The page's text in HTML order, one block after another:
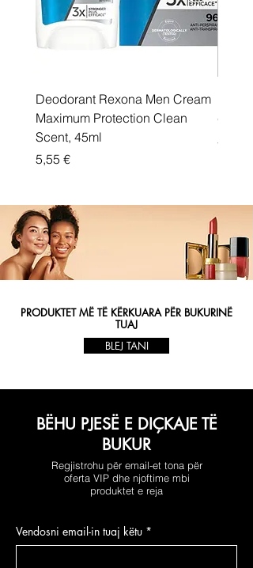
Deodorant Rexona Men Cream
Maximum Protection Clean
Scent, 45ml
Price
5,55 €
Price
5,55 €
PRODUKTET MË TË KËRKUARA PËR BUKURINË
TUAJ
BLEJ TANI
BËHU PJESË E DIÇKAJE TË
BUKUR
Regjistrohu për email-et tona për
oferta VIP dhe njoftime mbi
produktet e reja
Vendosni email-in tuaj këtu *